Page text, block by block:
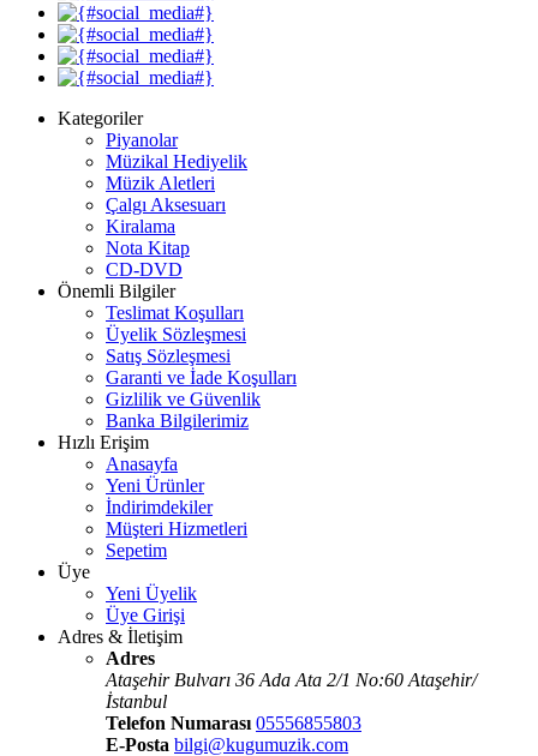
Kategoriler
Piyanolar
Müzikal Hediyelik
Müzik Aletleri
Çalgı Aksesuarı
Kiralama
Nota Kitap
CD-DVD
Önemli Bilgiler
Teslimat Koşulları
Üyelik Sözleşmesi
Satış Sözleşmesi
Garanti ve İade Koşulları
Gizlilik ve Güvenlik
Banka Bilgilerimiz
Hızlı Erişim
Anasayfa
Yeni Ürünler
İndirimdekiler
Müşteri Hizmetleri
Sepetim
Üye
Yeni Üyelik
Üye Girişi
Adres & İletişim
Adres
Ataşehir Bulvarı 36 Ada Ata 2/1 No:60 Ataşehir/
İstanbul
Telefon Numarası 05556855803
E-Posta bilgi@kugumuzik.com